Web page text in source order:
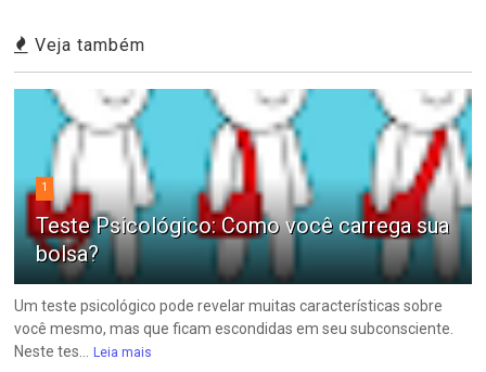
Veja também
1
Teste Psicológico: Como você carrega sua
bolsa?
Um teste psicológico pode revelar muitas características sobre
você mesmo, mas que ficam escondidas em seu subconsciente.
Neste tes...
Leia mais